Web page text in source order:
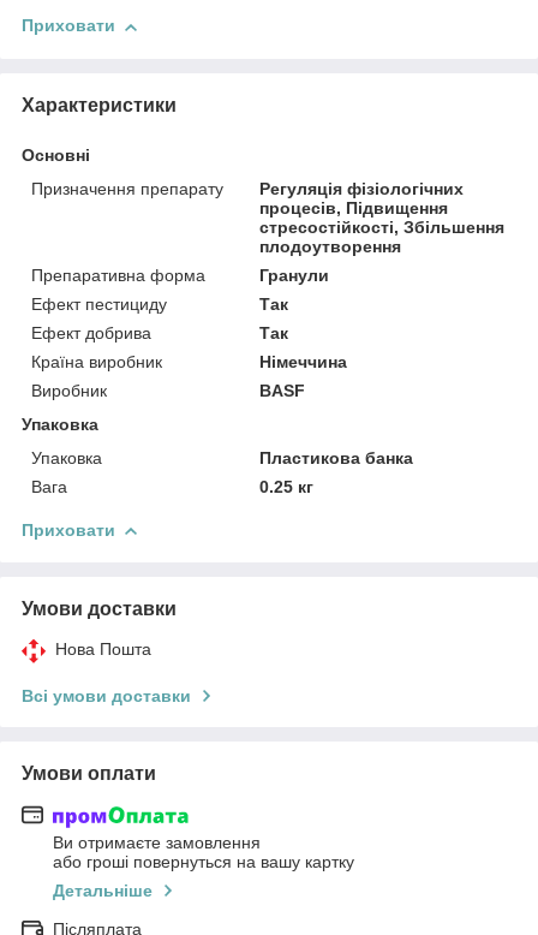
Приховати
Характеристики
Основні
Призначення препарату
Регуляція фізіологічних
процесів, Підвищення
стресостійкості, Збільшення
плодоутворення
Препаративна форма
Гранули
Ефект пестициду
Так
Ефект добрива
Так
Країна виробник
Німеччина
Виробник
BASF
Упаковка
Упаковка
Пластикова банка
Вага
0.25 кг
Приховати
Умови доставки
Нова Пошта
Всі умови доставки
Умови оплати
Ви отримаєте замовлення
або гроші повернуться на вашу картку
Детальніше
Післяплата